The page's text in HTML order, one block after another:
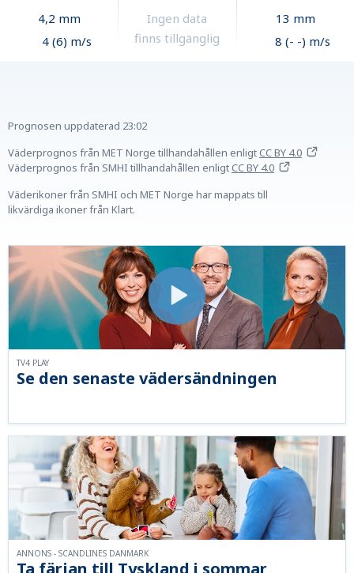
4,2 mm
4 (6) m/s
Ingen data
finns tillgänglig
13 mm
8 (- -) m/s
Prognosen uppdaterad 23:02
Väderprognos från MET Norge tillhandahållen enligtCC BY 4.0
Väderprognos från SMHI tillhandahållen enligtCC BY 4.0
Väderikoner från SMHI och MET Norge har mappats till
likvärdiga ikoner från Klart.
Se den senaste vädersändningen
TV4 PLAY
ANNONS - SCANDLINES DANMARK